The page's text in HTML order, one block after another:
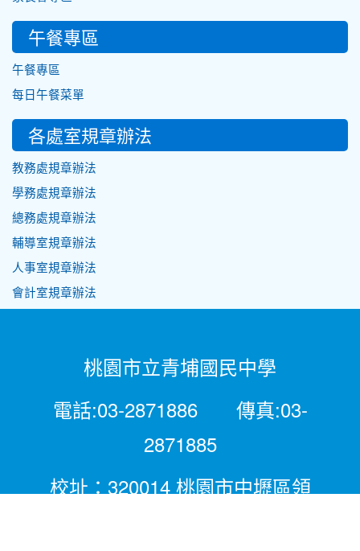
午餐專區
午餐專區
每日午餐菜單
各處室規章辦法
教務處規章辦法
學務處規章辦法
總務處規章辦法
輔導室規章辦法
人事室規章辦法
會計室規章辦法
桃園市立青埔國民中學
電話:03-2871886 傳真:03-
2871885
校址：320014 桃園市中壢區領